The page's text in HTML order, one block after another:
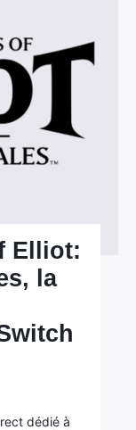
Elliot:
la
dédié à